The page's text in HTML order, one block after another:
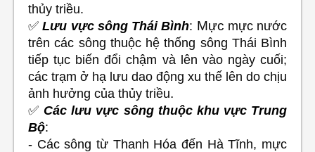
thủy triều.
✅Lưu vực sông Thái Bình: Mực mực nước
trên các sông thuộc hệ thống sông Thái Bình
tiếp tục biến đổi chậm và lên vào ngày cuối;
các trạm ở hạ lưu dao động xu thế lên do chịu
ảnh hưởng của thủy triều.
✅ Các lưu vực sông thuộc khu vực Trung
Bộ:
- Các sông từ Thanh Hóa đến Hà Tĩnh, mực